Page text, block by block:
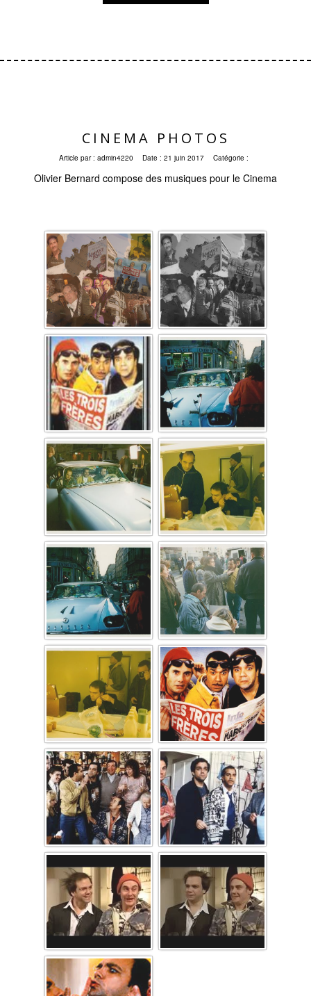
CINEMA PHOTOS
Article par : admin4220 Date : 21 juin 2017 Catégorie :
Olivier Bernard compose des musiques pour le Cinema